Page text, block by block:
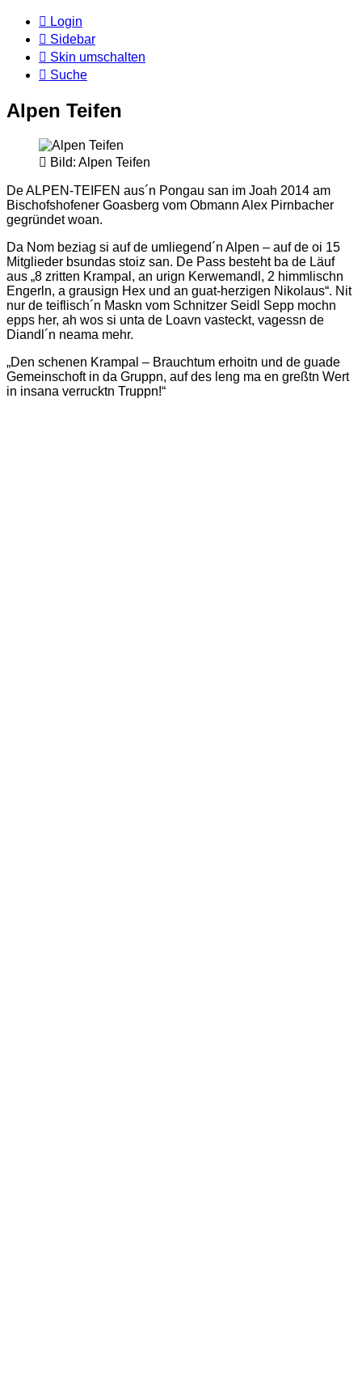
Login
Sidebar
Skin umschalten
Suche
Alpen Teifen
Bild: Alpen Teifen
De ALPEN-TEIFEN aus´n Pongau san im Joah 2014 am
Bischofshofener Goasberg vom Obmann Alex Pirnbacher
gegründet woan.
Da Nom beziag si auf de umliegend´n Alpen – auf de oi 15
Mitglieder bsundas stoiz san. De Pass besteht ba de Läuf
aus „8 zritten Krampal, an urign Kerwemandl, 2 himmlischn
Engerln, a grausign Hex und an guat-herzigen Nikolaus“. Nit
nur de teiflisch´n Maskn vom Schnitzer Seidl Sepp mochn
epps her, ah wos si unta de Loavn vasteckt, vagessn de
Diandl´n neama mehr.
„Den schenen Krampal – Brauchtum erhoitn und de guade
Gemeinschoft in da Gruppn, auf des leng ma en greßtn Wert
in insana verrucktn Truppn!“